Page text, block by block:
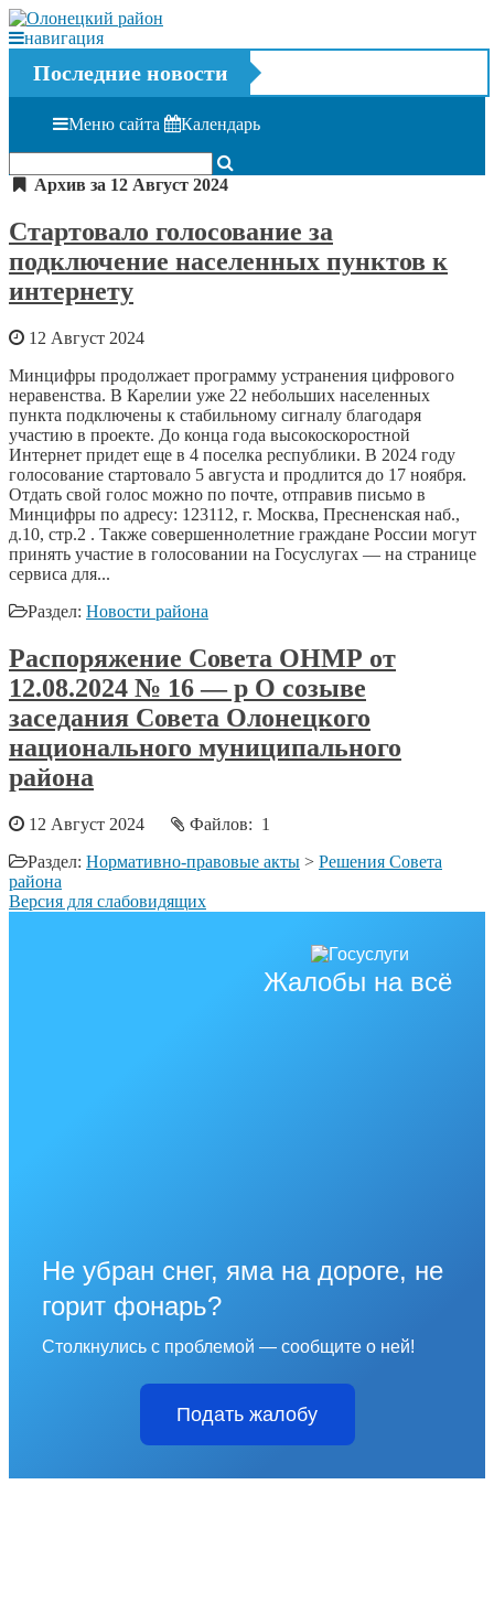
навигация
Последние новости
Меню сайта Календарь
Архив за 12 Август 2024
Стартовало голосование за
подключение населенных пунктов к
интернету
12 Август 2024
Минцифры продолжает программу устранения цифрового
неравенства. В Карелии уже 22 небольших населенных
пункта подключены к стабильному сигналу благодаря
участию в проекте. До конца года высокоскоростной
Интернет придет еще в 4 поселка республики. В 2024 году
голосование стартовало 5 августа и продлится до 17 ноября.
Отдать свой голос можно по почте, отправив письмо в
Минцифры по адресу: 123112, г. Москва, Пресненская наб.,
д.10, стр.2 . Также совершеннолетние граждане России могут
принять участие в голосовании на Госуслугах — на странице
сервиса для...
Раздел: Новости района
Распоряжение Совета ОНМР от
12.08.2024 № 16 — р О созыве
заседания Совета Олонецкого
национального муниципального
района
12 Август 2024
Файлов: 1
Раздел: Нормативно-правовые акты > Решения Совета
района
Версия для слабовидящих
Жалобы на всё
Не убран снег, яма на дороге, не
горит фонарь?
Столкнулись с проблемой — сообщите о ней!
Подать жалобу